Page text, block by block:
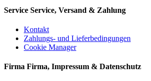
Service Service, Versand & Zahlung
Kontakt
Zahlungs- und Lieferbedingungen
Cookie Manager
Firma Firma, Impressum & Datenschutz